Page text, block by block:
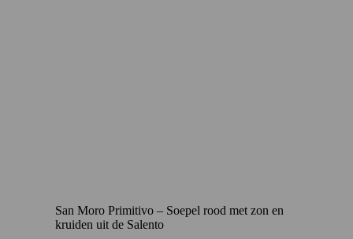
San Moro Primitivo – Soepel rood met zon en
kruiden uit de Salento